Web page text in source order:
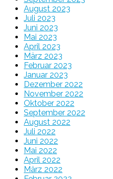
August 2023
Juli 2023
Juni 2023
Mai 2023
April 2023
März 2023
Februar 2023
Januar 2023
Dezember 2022
November 2022
Oktober 2022
September 2022
August 2022
Juli 2022
Juni 2022
Mai 2022
April 2022
März 2022